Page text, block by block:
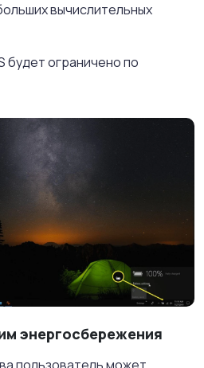
вычислительных
будет ограничено по
энергосбережения